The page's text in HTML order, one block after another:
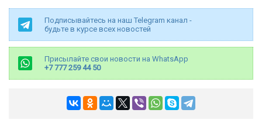
Подписывайтесь на наш Telegram канал -
будьте в курсе всех новостей
Присылайте свои новости на WhatsApp
+7 777 259 44 50